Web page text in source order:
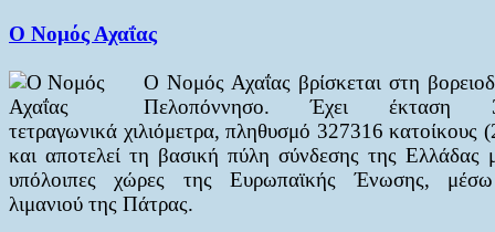
Ο Νομός Αχαΐας
Ο Νομός Αχαΐας βρίσκεται στη
Πελοπόννησο. Έχει έκταση
τετραγωνικά χιλιόμετρα, πληθυσμό 327316 κατοίκους
και αποτελεί τη βασική πύλη σύνδεσης της Ελλάδας
υπόλοιπες χώρες της Ευρωπαϊκής Ένωσης,
λιμανιού της Πάτρας.